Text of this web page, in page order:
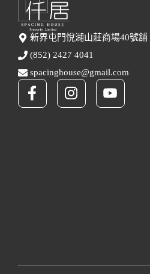
新界屯門悅湖山莊商場40號舖
(852) 2427 4041
spacinghouse@gmail.com